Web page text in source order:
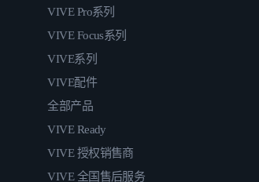
VIVE Pro系列
VIVE Focus系列
VIVE系列
VIVE配件
全部产品
VIVE Ready
VIVE 授权销售商
VIVE 全国售后服务